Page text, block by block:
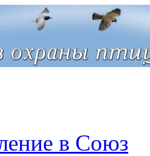
в Союз